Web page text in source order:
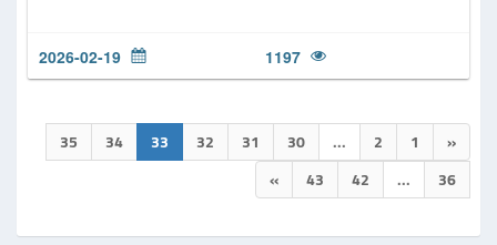
1197
2026-02-19
«
1
2
...
30
31
32
33
34
35
36
...
42
43
»